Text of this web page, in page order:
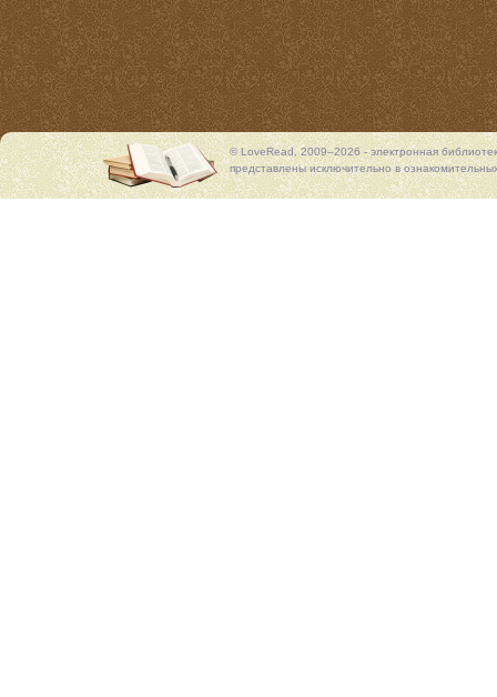
© LoveRead, 2009–2026 - электронная
представлены исключительно в